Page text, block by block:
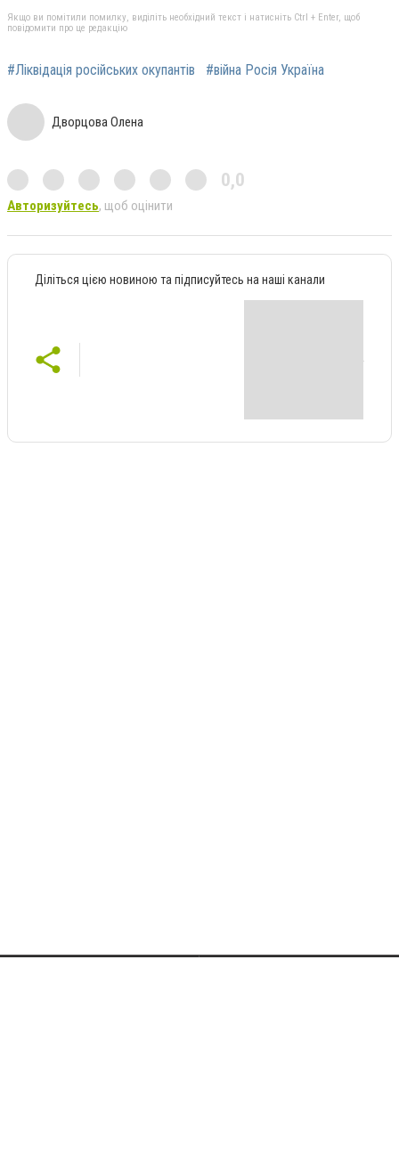
Якщо ви помітили помилку, виділіть необхідний текст і натисніть Ctrl + Enter, щоб
повідомити про це редакцію
#Ліквідація російських окупантів #війна Росія Україна
Дворцова Олена
0,0
Авторизуйтесь, щоб оцінити
Діліться цією новиною та підписуйтесь на наші канали